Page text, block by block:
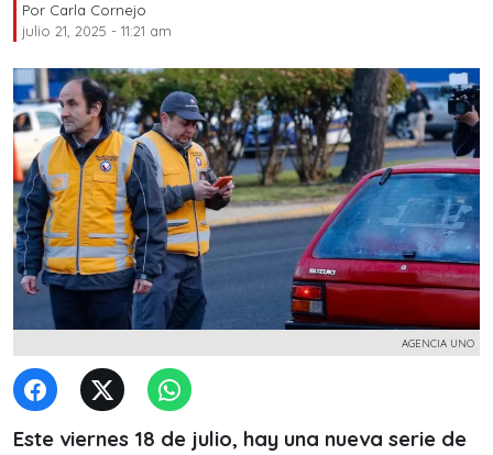
Por Carla Cornejo
julio 21, 2025 - 11:21 am
AGENCIA UNO
Este viernes 18 de julio, hay una nueva serie de